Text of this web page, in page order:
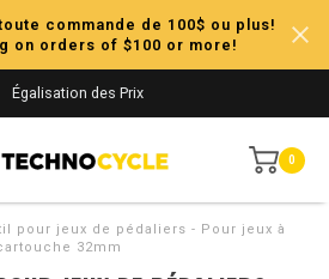
commande de 100$ ou plus!
on orders of $100 or more!
Égalisation des Prix
0
pour jeux de pédaliers - Pour jeux à
32mm